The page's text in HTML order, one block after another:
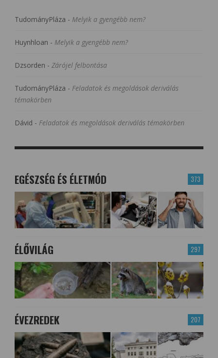
TudományPláza - Melyik a gyengébb nem?
Huynhloan - Melyik a gyengébb nem?
Dzsorden - Zárójel felbontása
TudományPláza - Feladatok és megoldások deriválás
témakörben
Dávid - Feladatok és megoldások deriválás témakörben
373
EGÉSZSÉG ÉS ÉLETMÓD
297
ÉLŐVILÁG
207
ÉVEZREDEK